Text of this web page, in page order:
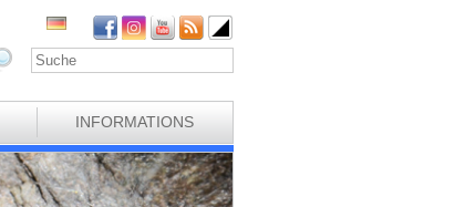
INFORMATIONS